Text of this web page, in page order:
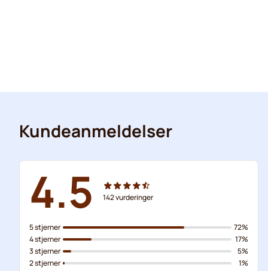
Kundeanmeldelser
4.5 142vurderinger
5 stjerner
4 stjerner
3 stjerner
2 stjerner
72%
17%
5%
1%